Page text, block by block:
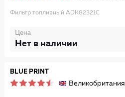
Фильтр топливный ADK82321C
Цена
Нет в наличии
BLUE PRINT
Великобритания